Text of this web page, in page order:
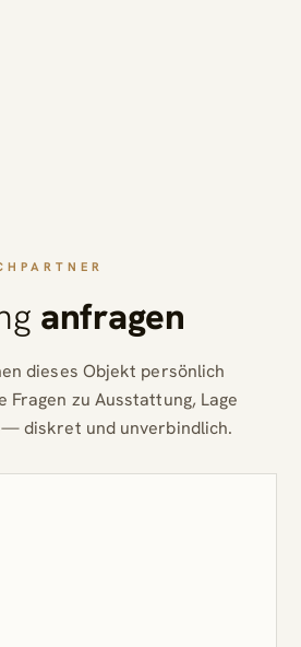
anfragen
dieses Objekt persönlich
Fragen zu Ausstattung, Lage
diskret und unverbindlich.